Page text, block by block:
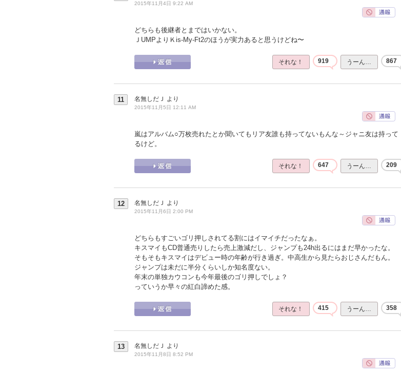
2015年11月4日 9:22 AM
どちらも後継者とまではいかない。
ＪUMPよりＫis-My-Ft2のほうが実力あると思うけどね〜
それな！ 919 うーん… 867
11 名無しだＪ より
2015年11月5日 12:11 AM
嵐はアルバム○万枚売れたとか聞いてもリア友誰も持ってないもんな～ジャニ友は持って
るけど。
それな！ 647 うーん… 209
12 名無しだＪ より
2015年11月6日 2:00 PM
どちらもすごいゴリ押しされてる割にはイマイチだったなぁ。
キスマイもCD普通売りしたら売上激減だし、ジャンプも24h出るにはまだ早かったな。
そもそもキスマイはデビュー時の年齢が行き過ぎ。中高生から見たらおじさんだもん。
ジャンプは未だに半分くらいしか知名度ない。
年末の単独カウコンも今年最後のゴリ押しでしょ？
っていうか早々の紅白諦めた感。
それな！ 415 うーん… 358
13 名無しだＪ より
2015年11月8日 8:52 PM